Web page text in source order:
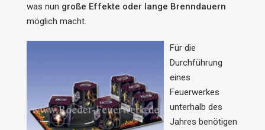
was nun große Effekte oder lange Brenndauern
möglich macht.
Für die
Durchführung
eines
Feuerwerkes
unterhalb des
Jahres benötigen